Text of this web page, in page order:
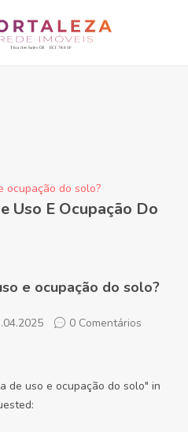
ocupação do solo?
Uso E Ocupação Do
e ocupação do solo?
0 Comentários
de uso e ocupação do solo" in